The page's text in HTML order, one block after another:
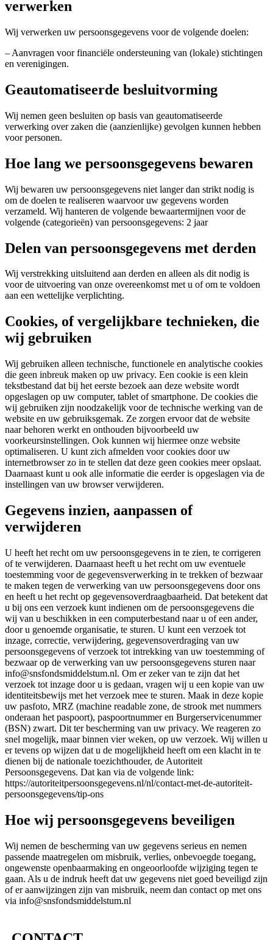
verwerken
Wij verwerken uw persoonsgegevens voor de volgende doelen:
– Aanvragen voor financiële ondersteuning van (lokale) stichtingen
en verenigingen.
Geautomatiseerde besluitvorming
Wij nemen geen besluiten op basis van geautomatiseerde
verwerking over zaken die (aanzienlijke) gevolgen kunnen hebben
voor personen.
Hoe lang we persoonsgegevens bewaren
Wij bewaren uw persoonsgegevens niet langer dan strikt nodig is
om de doelen te realiseren waarvoor uw gegevens worden
verzameld. Wij hanteren de volgende bewaartermijnen voor de
volgende (categorieën) van persoonsgegevens: 2 jaar
Delen van persoonsgegevens met derden
Wij verstrekking uitsluitend aan derden en alleen als dit nodig is
voor de uitvoering van onze overeenkomst met u of om te voldoen
aan een wettelijke verplichting.
Cookies, of vergelijkbare technieken, die
wij gebruiken
Wij gebruiken alleen technische, functionele en analytische cookies
die geen inbreuk maken op uw privacy. Een cookie is een klein
tekstbestand dat bij het eerste bezoek aan deze website wordt
opgeslagen op uw computer, tablet of smartphone. De cookies die
wij gebruiken zijn noodzakelijk voor de technische werking van de
website en uw gebruiksgemak. Ze zorgen ervoor dat de website
naar behoren werkt en onthouden bijvoorbeeld uw
voorkeursinstellingen. Ook kunnen wij hiermee onze website
optimaliseren. U kunt zich afmelden voor cookies door uw
internetbrowser zo in te stellen dat deze geen cookies meer opslaat.
Daarnaast kunt u ook alle informatie die eerder is opgeslagen via de
instellingen van uw browser verwijderen.
Gegevens inzien, aanpassen of
verwijderen
U heeft het recht om uw persoonsgegevens in te zien, te corrigeren
of te verwijderen. Daarnaast heeft u het recht om uw eventuele
toestemming voor de gegevensverwerking in te trekken of bezwaar
te maken tegen de verwerking van uw persoonsgegevens door ons
en heeft u het recht op gegevensoverdraagbaarheid. Dat betekent dat
u bij ons een verzoek kunt indienen om de persoonsgegevens die
wij van u beschikken in een computerbestand naar u of een ander,
door u genoemde organisatie, te sturen. U kunt een verzoek tot
inzage, correctie, verwijdering, gegevensoverdraging van uw
persoonsgegevens of verzoek tot intrekking van uw toestemming of
bezwaar op de verwerking van uw persoonsgegevens sturen naar
info@snsfondsmiddelstum.nl. Om er zeker van te zijn dat het
verzoek tot inzage door u is gedaan, vragen wij u een kopie van uw
identiteitsbewijs met het verzoek mee te sturen. Maak in deze kopie
uw pasfoto, MRZ (machine readable zone, de strook met nummers
onderaan het paspoort), paspoortnummer en Burgerservicenummer
(BSN) zwart. Dit ter bescherming van uw privacy. We reageren zo
snel mogelijk, maar binnen vier weken, op uw verzoek. Wij willen u
er tevens op wijzen dat u de mogelijkheid heeft om een klacht in te
dienen bij de nationale toezichthouder, de Autoriteit
Persoonsgegevens. Dat kan via de volgende link:
https://autoriteitpersoonsgegevens.nl/nl/contact-met-de-autoriteit-
persoonsgegevens/tip-ons
Hoe wij persoonsgegevens beveiligen
Wij nemen de bescherming van uw gegevens serieus en nemen
passende maatregelen om misbruik, verlies, onbevoegde toegang,
ongewenste openbaarmaking en ongeoorloofde wijziging tegen te
gaan. Als u de indruk heeft dat uw gegevens niet goed beveiligd zijn
of er aanwijzingen zijn van misbruik, neem dan contact op met ons
via info@snsfondsmiddelstum.nl